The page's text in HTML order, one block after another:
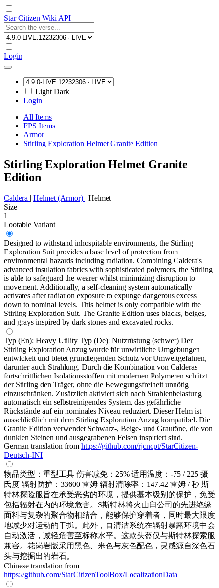
Star Citizen Wiki API
Login
Light Dark
Login
All Items
FPS Items
Armor
Stirling Exploration Helmet Granite Edition
Stirling Exploration Helmet Granite
Edition
Caldera | Helmet (Armor) | Helmet
Size
1
Lootable Variant
Designed to withstand inhospitable environments, the Stirling
Exploration Suit provides a base level of protection from
environmental hazards including radiation. Combining Caldera's
advanced insulation fabrics with sophisticated polymers, the Stirling
is able to safeguard the wearer whilst minimizing disruption to
movement. Additionally, a self-cleaning system automatically
activates after radiation exposure to expunge dangerous excess
down to nominal levels. This helmet is only compatible with the
Stirling Exploration Suit. The Granite Edition uses blacks, beiges,
and grays inspired by dark stones and excavated rocks.
Typ (En): Heavy Utility Typ (De): Nutzrüstung (schwer) Der
Stirling Exploration Anzug wurde für unwirtliche Umgebungen
entwickelt und bietet grundlegenden Schutz vor Umweltgefahren,
darunter auch Strahlung. Durch die Kombination von Calderas
fortschrittlichen Isolationsstoffen mit modernen Polymeren schützt
der Stirling den Träger, ohne die Bewegungsfreiheit unnötig
einzuschränken. Zusätzlich aktiviert sich nach Strahlenbelastung
automatisch ein selbstreinigendes System, das gefährliche
Rückstände auf ein nominales Niveau reduziert. Dieser Helm ist
ausschließlich mit dem Stirling Exploration Anzug kompatibel. Die
Granite Edition verwendet Schwarz-, Beige- und Grautöne, die von
dunklen Steinen und ausgegrabenen Felsen inspiriert sind.
German translation from https://github.com/rjcncpt/StarCitizen-
Deutsch-INI
物品类型：重型工具 伤害减免：25% 适用温度：-75 / 225 摄
氏度 辐射防护：33600 雷姆 辐射清除率：147.42 雷姆 / 秒 斯
特林探险服旨在承受恶劣的环境，提供基本级别的保护，免受
包括辐射在内的环境危害。S斯特林将火山臼公司的先进绝缘
面料与复杂的聚合物相结合，能够保护穿着者，同时最大限度
地减少对运动的干扰。此外，自清洁系统在辐射暴露环境中会
自动激活，减轻危害至标称水平。这款头盔仅与斯特林探索服
兼容。花岗岩版采用黑色、米色与灰色配色，灵感源自深色石
头与挖掘出的岩石。
Chinese translation from
https://github.com/StarCitizenToolBox/LocalizationData